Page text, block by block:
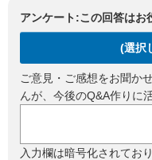
アンケート:この回答はお
(選択
ご意見・ご感想をお聞か
んが、今後のQ&A作りに
入力欄は暗号化されてお